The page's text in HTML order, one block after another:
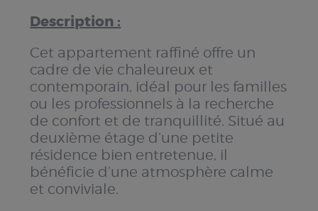
Description :
Cet appartement raffiné offre un
cadre de vie chaleureux et
contemporain, idéal pour les familles
ou les professionnels à la recherche
de confort et de tranquillité. Situé au
deuxième étage d’une petite
résidence bien entretenue, il
bénéficie d’une atmosphère calme
et conviviale.